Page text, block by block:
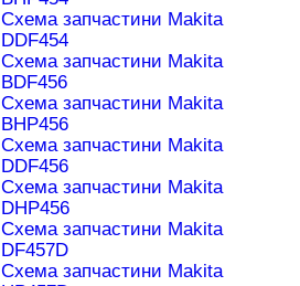
Схема запчастини Makita
DDF454
Схема запчастини Makita
BDF456
Схема запчастини Makita
BHP456
Схема запчастини Makita
DDF456
Схема запчастини Makita
DHP456
Схема запчастини Makita
DF457D
Схема запчастини Makita